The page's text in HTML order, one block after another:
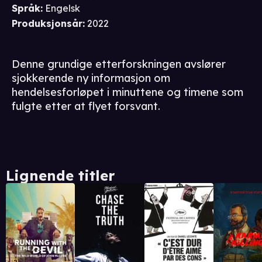
Språk: Engelsk
Produksjonsår: 2022
Denne grundige etterforskningen avslører
sjokkerende ny informasjon om
hendelsesforløpet i minuttene og timene som
fulgte etter at flyet forsvant.
Lignende titler